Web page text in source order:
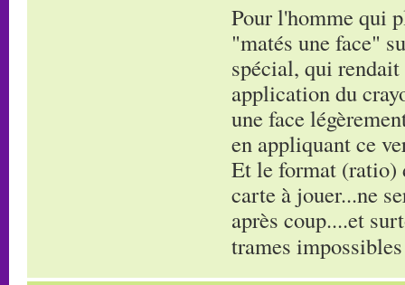
Pour l'homme qui
"matés une face"
spécial, qui
application du
une face
en appliquant ce
Et le format (ratio)
carte à jouer...ne
après coup....et
trames